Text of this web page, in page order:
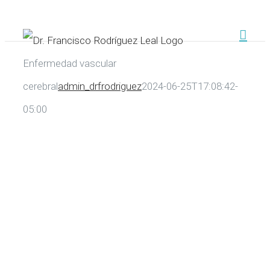
al
contenido
Enfermedad vascular
cerebraladmin_drfrodriguez2024-06-25T17:08:42-
05:00